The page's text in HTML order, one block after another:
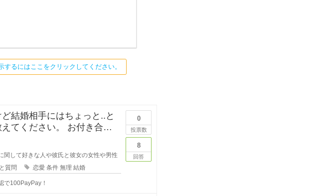
るにはここをクリックしてください。
結婚相手にはちょっと..と
さい。 お付き合い
いい
関して好きな人や彼氏と彼女の女性や男性
質問
恋愛 条件 無理 結婚
で100PayPay！
0
投票数
8
回答